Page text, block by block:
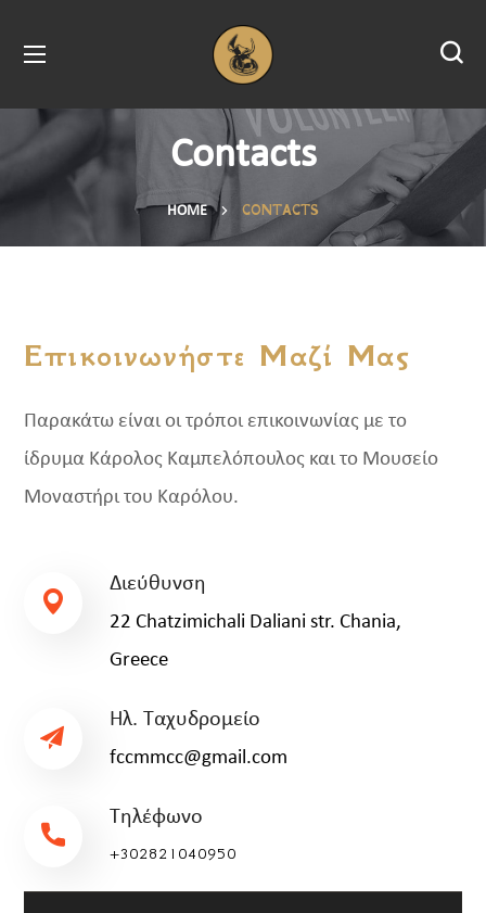
Contacts
HOME CONTACTS
Επικοινωνήστε Μαζί Μας
Παρακάτω είναι οι τρόποι επικοινωνίας με το
ίδρυμα Κάρολος Καμπελόπουλος και το Μουσείο
Μοναστήρι του Καρόλου.
Διεύθυνση
22 Chatzimichali Daliani str. Chania,
Greece
Ηλ. Ταχυδρομείο
fccmmcc@gmail.com
Τηλέφωνο
+302821040950